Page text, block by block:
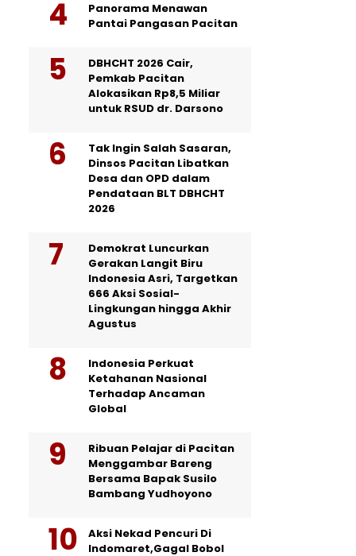
Panorama Menawan
Pantai Pangasan Pacitan
DBHCHT 2026 Cair,
Pemkab Pacitan
Alokasikan Rp8,5 Miliar
untuk RSUD dr. Darsono
Tak Ingin Salah Sasaran,
Dinsos Pacitan Libatkan
Desa dan OPD dalam
Pendataan BLT DBHCHT
2026
Demokrat Luncurkan
Gerakan Langit Biru
Indonesia Asri, Targetkan
666 Aksi Sosial-
Lingkungan hingga Akhir
Agustus
Indonesia Perkuat
Ketahanan Nasional
Terhadap Ancaman
Global
Ribuan Pelajar di Pacitan
Menggambar Bareng
Bersama Bapak Susilo
Bambang Yudhoyono
Aksi Nekad Pencuri Di
Indomaret,Gagal Bobol